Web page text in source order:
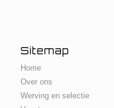
Sitemap
Home
Over ons
Werving en selectie